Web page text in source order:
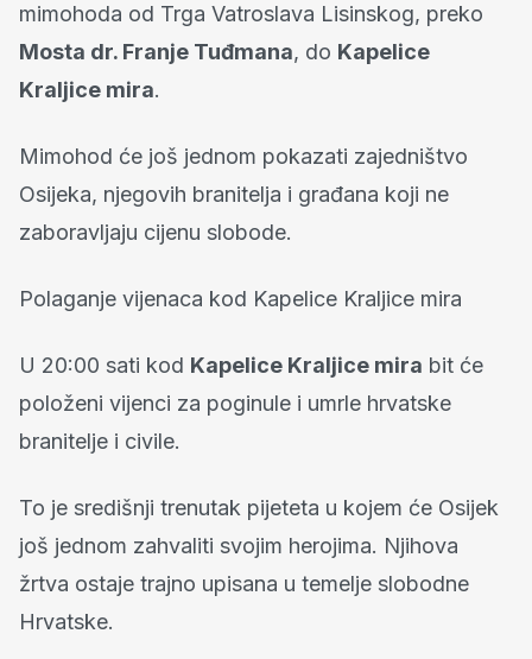
mimohoda od Trga Vatroslava Lisinskog, preko
Mosta dr. Franje Tuđmana, do Kapelice
Kraljice mira.
Mimohod će još jednom pokazati zajedništvo
Osijeka, njegovih branitelja i građana koji ne
zaboravljaju cijenu slobode.
Polaganje vijenaca kod Kapelice Kraljice mira
U 20:00 sati kod Kapelice Kraljice mira bit će
položeni vijenci za poginule i umrle hrvatske
branitelje i civile.
To je središnji trenutak pijeteta u kojem će Osijek
još jednom zahvaliti svojim herojima. Njihova
žrtva ostaje trajno upisana u temelje slobodne
Hrvatske.